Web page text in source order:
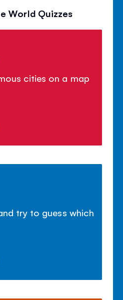
World Quizzes
cities on a map
try to guess which